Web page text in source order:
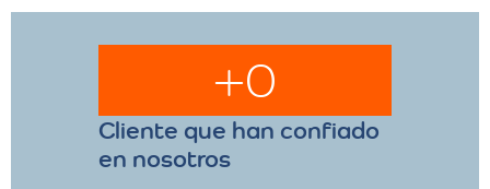
Cliente que han confiado
en nosotros
+0